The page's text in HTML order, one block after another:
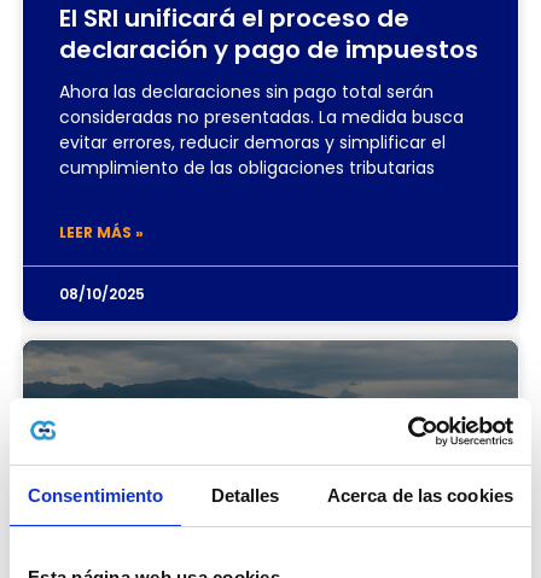
Consentimiento Detalles Acerca de las cookies
El SRI unificará el proceso de
declaración y pago de impuestos
Ahora las declaraciones sin pago total serán
consideradas no presentadas. La medida busca
evitar errores, reducir demoras y simplificar el
cumplimiento de las obligaciones tributarias
LEER MÁS »
08/10/2025